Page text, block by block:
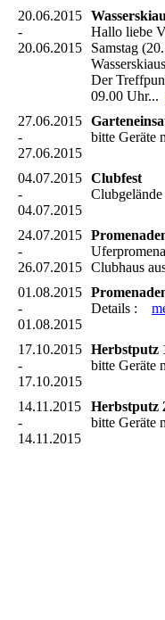
20.06.2015
-
20.06.2015
Hallo liebe
Samstag
Der
09.00 Uhr...
27.06.2015
-
27.06.2015
bitte Geräte
04.07.2015
-
04.07.2015
Clubfest
24.07.2015
-
26.07.2015 Clubhaus
01.08.2015
-
01.08.2015
Details :
17.10.2015
-
17.10.2015
Herbstputz
bitte Geräte
14.11.2015
-
14.11.2015
Herbstputz
bitte Geräte